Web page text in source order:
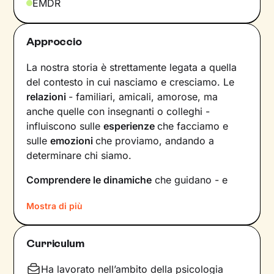
EMDR
Approccio
La nostra storia è strettamente legata a quella
del contesto in cui nasciamo e cresciamo. Le
relazioni - familiari, amicali, amorose, ma
anche quelle con insegnanti o colleghi -
influiscono sulleesperienzeche facciamo e
sulleemozioniche proviamo, andando a
determinare chi siamo.
Comprendere le dinamiche che guidano - e
fondamentale per poter capire chi sei, per
vedere tutto il tuo mondo sotto una luce
diversa e dare nuovi significati a ciò che ti
Mostra di più
Curriculum
Ha lavorato nell’ambito della psicologia